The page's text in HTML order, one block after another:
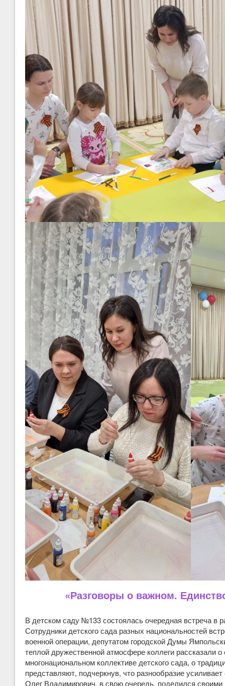
«Разговоры о важном.
В детском саду №133 состоялась очередная встреча в
Сотрудники детского сада разных национальностей
военной операции, депутатом городской Думы
теплой дружественной атмосфере коллеги рассказали
многонациональном коллективе детского сада, о
представляют, подчеркнув, что разнообразие
Олег Владимирович, в свою очередь, поделился